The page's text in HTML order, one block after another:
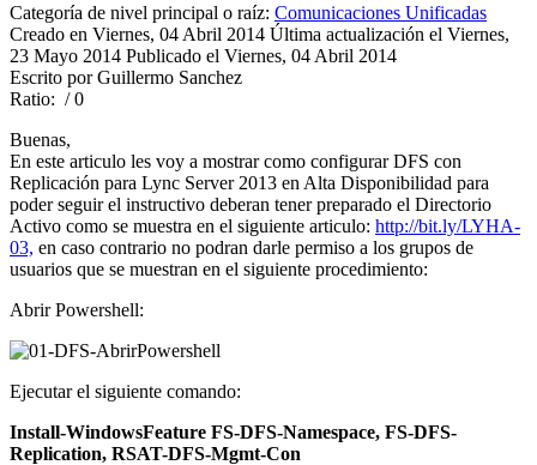
Categoría de nivel principal o raíz: Comunicaciones Unificadas
Creado en Viernes, 04 Abril 2014 Última actualización el Viernes,
23 Mayo 2014 Publicado el Viernes, 04 Abril 2014
Escrito por Guillermo Sanchez
Ratio: / 0
Buenas,
En este articulo les voy a mostrar como configurar DFS con
Replicación para Lync Server 2013 en Alta Disponibilidad para
poder seguir el instructivo deberan tener preparado el Directorio
Activo como se muestra en el siguiente articulo: http://bit.ly/LYHA-
03, en caso contrario no podran darle permiso a los grupos de
usuarios que se muestran en el siguiente procedimiento:
Abrir Powershell:
Ejecutar el siguiente comando:
Install-WindowsFeature FS-DFS-Namespace, FS-DFS-
Replication, RSAT-DFS-Mgmt-Con